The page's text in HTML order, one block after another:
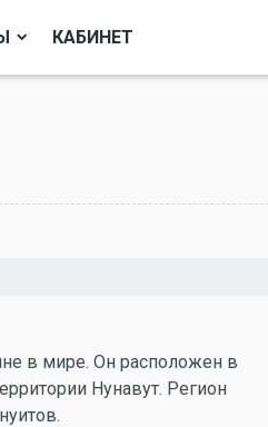
КАБИНЕТ
в мире. Он расположен в
Нунавут. Регион